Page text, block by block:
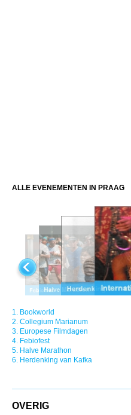
ALLE EVENEMENTEN IN PRAAG
1. Bookworld
2. Collegium Marianum
3. Europese Filmdagen
4. Febiofest
5. Halve Marathon
6. Herdenking van Kafka
OVERIG